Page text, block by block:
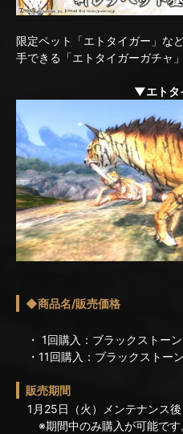
限定ペット「エトタイガー」な
手できる「エトタイガーガチャ
▼エトタ
◆商品名/販売価格
・ 1回購入：ブラックストー
・11回購入：ブラックスト
販売期間
1月25日（火）メンテナンス
※期間中のみ購入が可能です